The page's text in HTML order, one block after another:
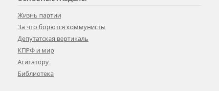
Жизнь партии
За что борются коммунисты
Депутатская вертикаль
КПРФ и мир
Агитатору
Библиотека